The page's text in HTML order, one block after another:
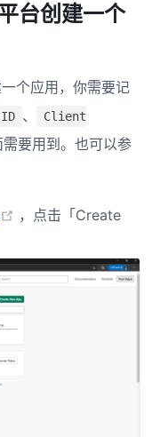
台创建一个
window)
个应用，你需要记
、
Client
需要用到。也可以参
(opens new window)
，点击「Create